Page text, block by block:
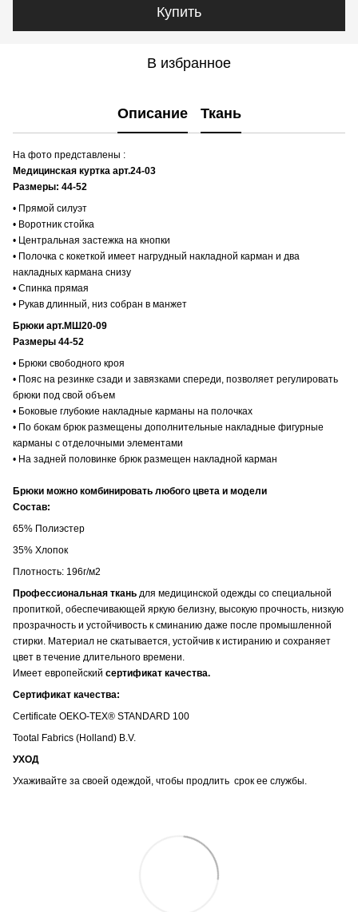
Купить
В избранное
Описание Ткань
На фото представлены :
Медицинская куртка арт.24-03
Размеры: 44-52
• Прямой силуэт
• Воротник стойка
• Центральная застежка на кнопки
• Полочка с кокеткой имеет нагрудный накладной карман и два
накладных кармана снизу
• Спинка прямая
• Рукав длинный, низ собран в манжет
Брюки арт.МШ20-09
Размеры 44-52
• Брюки свободного кроя
• Пояс на резинке сзади и завязками спереди, позволяет регулировать
брюки под свой объем
• Боковые глубокие накладные карманы на полочках
• По бокам брюк размещены дополнительные накладные фигурные
карманы с отделочными элементами
• На задней половинке брюк размещен накладной карман
Брюки можно комбинировать любого цвета и модели
Состав:
65% Полиэстер
35% Хлопок
Плотность: 196г/м2
Профессиональная ткань для медицинской одежды со специальной
пропиткой, обеспечивающей яркую белизну, высокую прочность, низкую
прозрачность и устойчивость к сминанию даже после промышленной
стирки. Материал не скатывается, устойчив к истиранию и сохраняет
цвет в течение длительного времени.
Имеет европейский сертификат качества.
Сертификат качества:
Certificate OEKO-TEX® STANDARD 100
Tootal Fabrics (Holland) B.V.
УХОД
Ухаживайте за своей одеждой, чтобы продлить срок ее службы.